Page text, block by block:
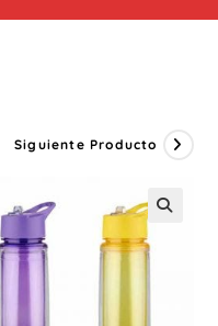
Siguiente Producto